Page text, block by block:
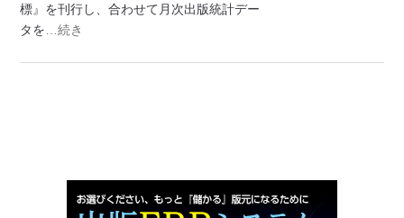
標』を刊行し、合わせて月次出版統計デー
タを …続き